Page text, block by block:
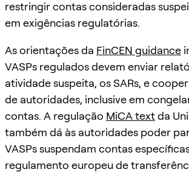
restringir contas consideradas
em exigências regulatórias.
As orientações da FinCEN guidance
VASPs regulados devem enviar
atividade suspeita, os SARs, e
de autoridades, inclusive em
contas. A regulação MiCA textda
também dá às autoridades poder
VASPs suspendam contas
regulamento europeu de